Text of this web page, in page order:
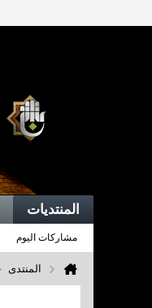
المنتديات
مشاركات اليوم
المنتدى